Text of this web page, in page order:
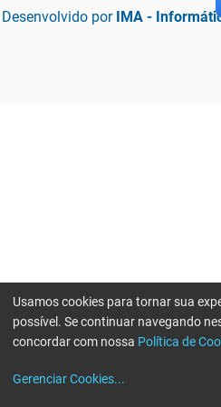
Desenvolvido por IMA -
Usamos cookies para tornar sua
possível. Se continuar navegando
concordar com nossa Política de
Gerenciar Cookies...
Erro ao enviar informações, por